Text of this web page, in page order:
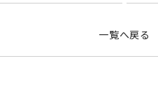
一覧へ戻る